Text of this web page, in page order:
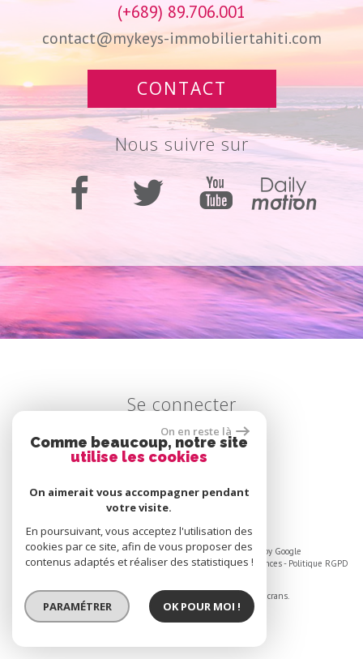
(+689) 89.706.001
contact@mykeys-immobiliertahiti.com
CONTACT
nous suivre sur
se connecter
Espace propriétaire
© 2026 | Tous droits réservés | Traduction powered by Google
Plan du site-Mentions légales-Liens- Admin-Toutes nos annonces- Politique RGPD
un seul site adaptable à tous les types d'écrans.
On en reste là
Comme beaucoup, notre site
utilise les cookies
On aimerait vous accompagner pendant
votre visite.
En poursuivant, vous acceptez l'utilisation des
cookies par ce site, afin de vous proposer des
contenus adaptés et réaliser des statistiques !
PARAMÉTRER OK POUR MOI !